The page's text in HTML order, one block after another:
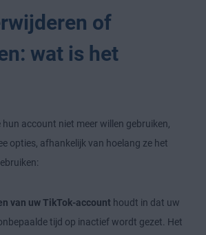
of
wat is het
hun account niet meer willen gebruiken,
opties, afhankelijk van hoelang ze het
van uw TikTok-account houdt in dat uw
tijd op inactief wordt gezet. Het